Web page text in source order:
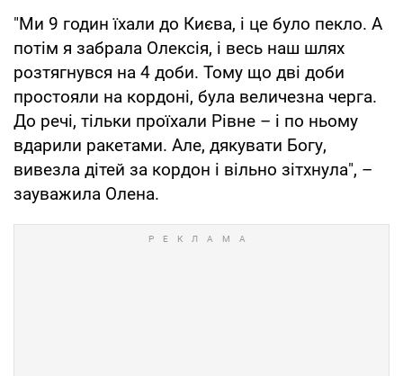
"Ми 9 годин їхали до Києва, і це було пекло. А
потім я забрала Олексія, і весь наш шлях
розтягнувся на 4 доби. Тому що дві доби
простояли на кордоні, була величезна черга.
До речі, тільки проїхали Рівне – і по ньому
вдарили ракетами. Але, дякувати Богу,
вивезла дітей за кордон і вільно зітхнула", –
зауважила Олена.